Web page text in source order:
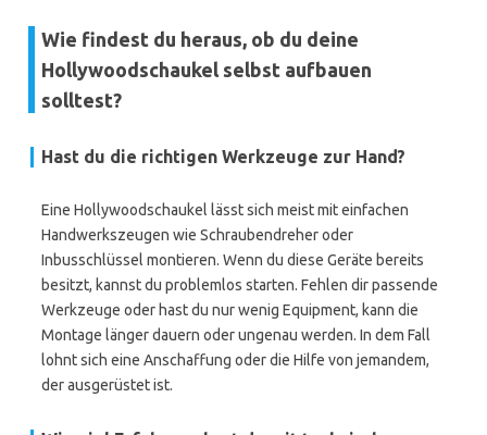
Wie findest du heraus, ob du deine
Hollywoodschaukel selbst aufbauen
solltest?
Hast du die richtigen Werkzeuge zur Hand?
Eine Hollywoodschaukel lässt sich meist mit einfachen
Handwerkszeugen wie Schraubendreher oder
Inbusschlüssel montieren. Wenn du diese Geräte bereits
besitzt, kannst du problemlos starten. Fehlen dir passende
Werkzeuge oder hast du nur wenig Equipment, kann die
Montage länger dauern oder ungenau werden. In dem Fall
lohnt sich eine Anschaffung oder die Hilfe von jemandem,
der ausgerüstet ist.